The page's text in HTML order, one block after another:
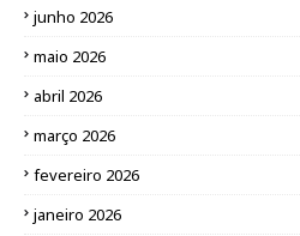
junho 2026
maio 2026
abril 2026
março 2026
fevereiro 2026
janeiro 2026